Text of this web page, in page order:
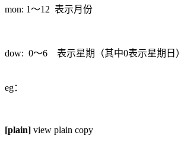
mon: 1～12 表示月份
dow: 0～6 表示星期（其中0表示星期日）
eg：
[plain] view plain copy